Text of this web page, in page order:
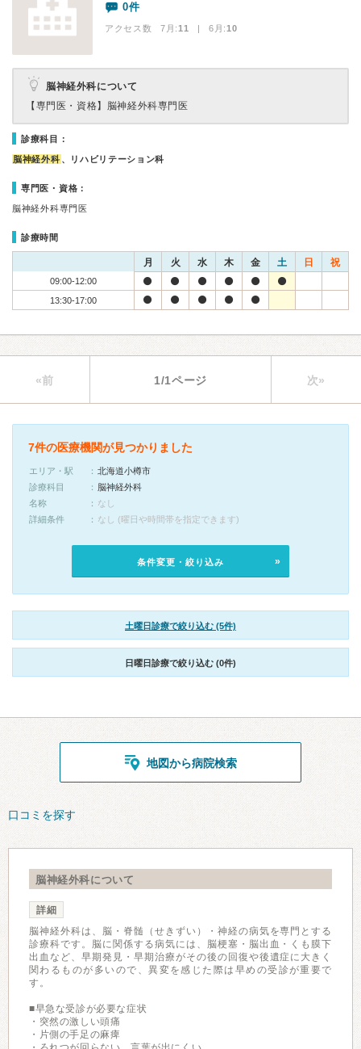
0件
アクセス数 7月:11 | 6月:10
脳神経外科について
【専門医・資格】 脳神経外科専門医
診療科目：
脳神経外科 、リハビリテーション科
専門医・資格：
脳神経外科専門医
診療時間
月 火 水 木 金 土 日 祝
09:00-12:00
13:30-17:00
«前 1/1ページ 次»
7件の医療機関が見つかりました
エリア・駅
北海道小樽市
診療科目
脳神経外科
名称
なし
詳細条件
なし (曜日や時間帯を指定できます)
条件変更・絞り込み
土曜日診療で絞り込む (5件)
日曜日診療で絞り込む (0件)
地図から病院検索
口コミを探す
脳神経外科について
詳細
脳神経外科は、脳・脊髄（せきずい）・神経の病気を専門とする
診療科です。脳に関係する病気には、脳梗塞・脳出血・くも膜下
出血など、早期発見・早期治療がその後の回復や後遺症に大きく
関わるものが多いので、異変を感じた際は早めの受診が重要で
す。
■早急な受診が必要な症状
・突然の激しい頭痛
・片側の手足の麻痺